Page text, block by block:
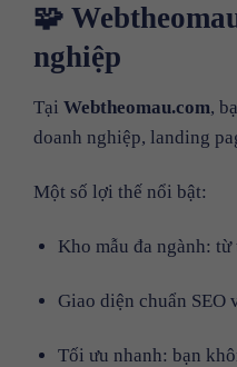
🧩
nghiệp
Tại Webtheomau.com,
doanh nghiệp, landing
Một số lợi thế nổi bật:
Kho mẫu đa ngành:
Giao diện chuẩn
Tối ưu nhanh: bạn